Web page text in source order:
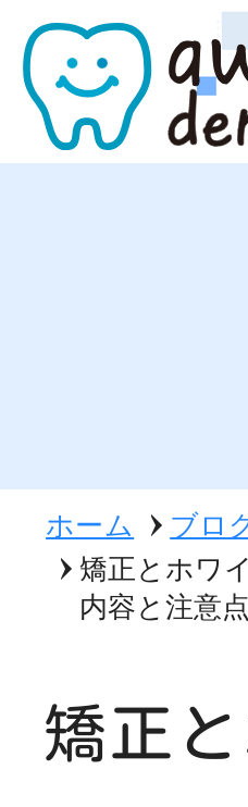
ホーム
ブロ
矯正とホワ
内容と注意
矯正